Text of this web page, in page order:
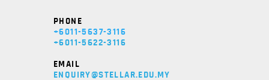
PHONE
+6011-5637-3116
+6011-5622-3116
EMAIL
ENQUIRY@STELLAR.EDU.MY